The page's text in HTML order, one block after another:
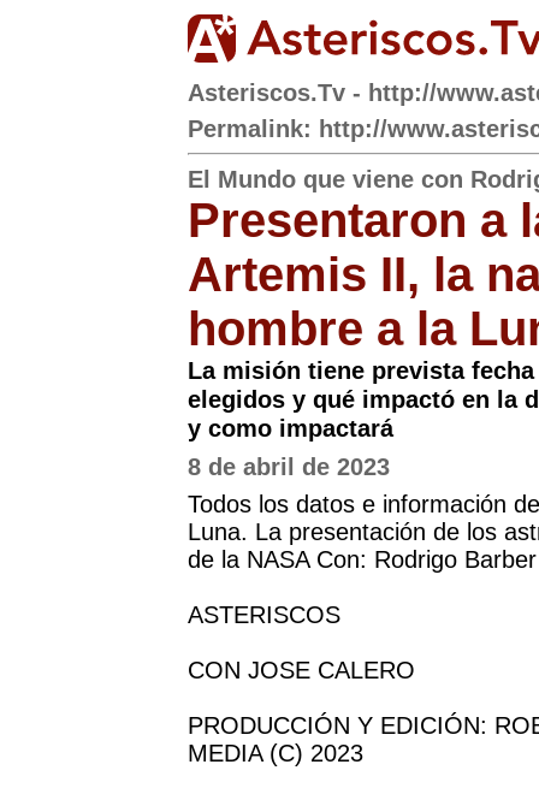
Asteriscos.Tv - http://
Permalink: http://
El Mundo que viene con
Presentaron a
Artemis II, la
hombre a la
La misión tiene prevista
elegidos y qué impactó en la
y como impactará
8 de abril de 2023
Todos los datos e información
Luna. La presentación de los
de la NASA Con: Rodrigo Barber
ASTERISCOS
CON JOSE CALERO
PRODUCCIÓN Y EDICIÓN:
MEDIA (C) 2023